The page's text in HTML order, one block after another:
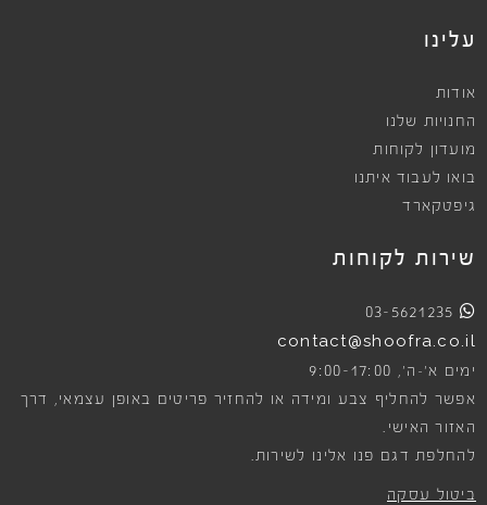
עלינו
אודות
החנויות שלנו
מועדון לקוחות
בואו לעבוד איתנו
גיפטקארד
שירות לקוחות
03-5621235
contact@shoofra.co.il
ימים א׳-ה׳, 9:00-17:00
אפשר להחליף צבע ומידה או להחזיר פריטים באופן עצמאי, דרך
האזור האישי.
להחלפת דגם פנו אלינו לשירות.
ביטול עסקה